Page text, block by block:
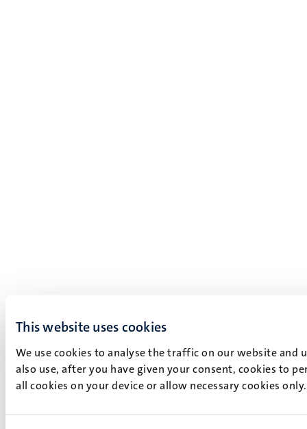
This website uses cookies
We use cookies to analyse the traffic on our website and
also use, after you have given your consent, cookies to
all cookies on your device or allow necessary cookies